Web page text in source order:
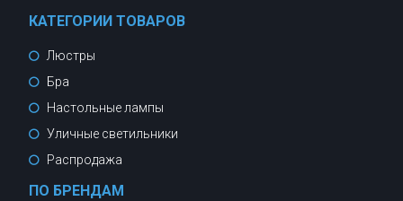
КАТЕГОРИИ ТОВАРОВ
Люстры
Бра
Настольные лампы
Уличные светильники
Распродажа
ПО БРЕНДАМ